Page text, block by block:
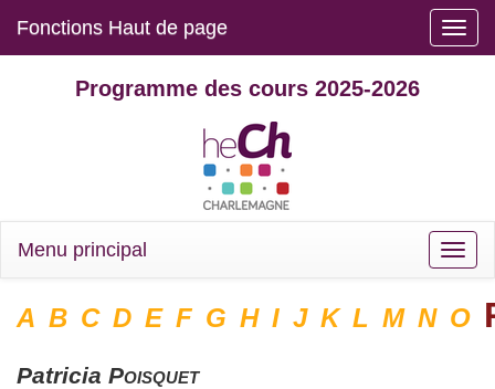
Toggle
Fonctions Haut de page
Programme des cours 2025-2026
Toggle
Menu principal
A B C D E F G H I J K L M N O
Patricia Poisquet